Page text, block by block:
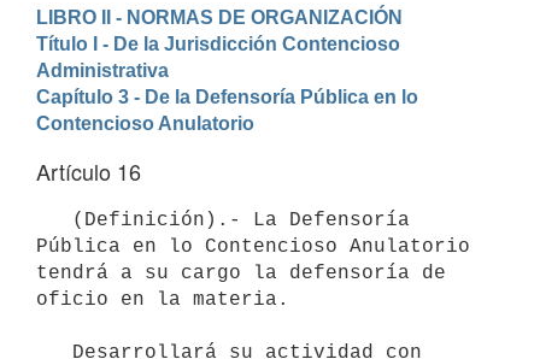
LIBRO II - NORMAS DE ORGANIZACIÓN
Título I - De la Jurisdicción Contencioso
Administrativa
Capítulo 3 - De la Defensoría Pública en lo
Contencioso Anulatorio
Artículo 16
Pública en lo Contencioso Anulatorio
tendrá a su cargo la defensoría de
oficio en la materia.